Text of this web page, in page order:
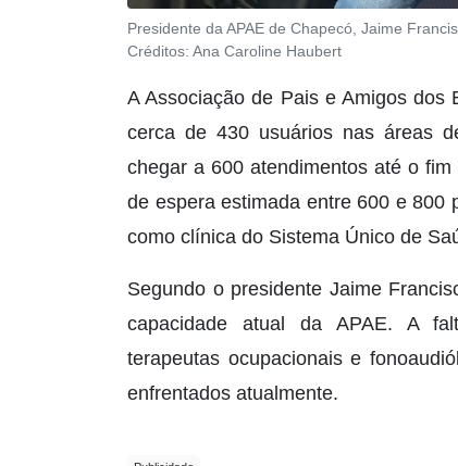
Presidente da APAE de Chapecó, Jaime
Créditos: Ana Caroline Haubert
A Associação de Pais e Amigos dos
cerca de 430 usuários nas áreas
chegar a 600 atendimentos até o
de espera estimada entre 600 e 800
como clínica do Sistema Único de
Segundo o presidente Jaime
capacidade atual da APAE. A
terapeutas ocupacionais e
enfrentados atualmente.